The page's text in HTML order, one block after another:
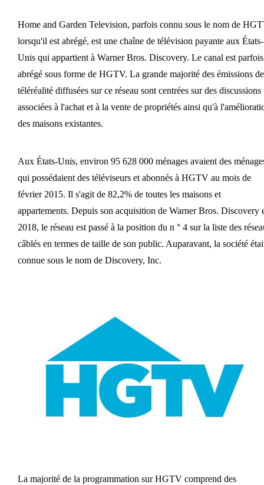
Home and Garden Television, parfois connu sous le nom de
lorsqu'il est abrégé, est une chaîne de télévision payante aux États-
Unis qui appartient à Warner Bros. Discovery. Le canal est parfois
abrégé sous forme de HGTV. La grande majorité des émissions de
téléréalité diffusées sur ce réseau sont centrées sur des discussions
associées à l'achat et à la vente de propriétés ainsi qu'à
des maisons existantes.
Aux États-Unis, environ 95 628 000 ménages avaient des
qui possédaient des téléviseurs et abonnés à HGTV au mois de
février 2015. Il s'agit de 82,2% de toutes les maisons et
appartements. Depuis son acquisition de Warner Bros. Discovery
2018, le réseau est passé à la position du n ° 4 sur la liste des
câblés en termes de taille de son public. Auparavant, la société
connue sous le nom de Discovery, Inc.
La majorité de la programmation sur HGTV comprend des